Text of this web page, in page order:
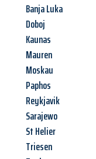
Banja Luka
Doboj
Kaunas
Mauren
Moskau
Paphos
Reykjavik
Sarajewo
St Helier
Triesen